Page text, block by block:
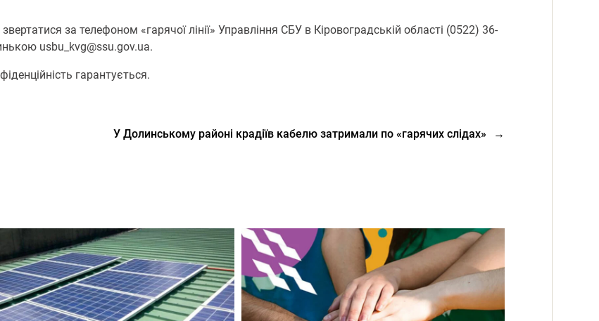
за телефоном «гарячої лінії» Управління СБУ в Кіровоградській області (0522) 36-
usbu_kvg@ssu.gov.ua.
гарантується.
→
У Долинському районі крадіїв кабелю затримали по «гарячих слідах»